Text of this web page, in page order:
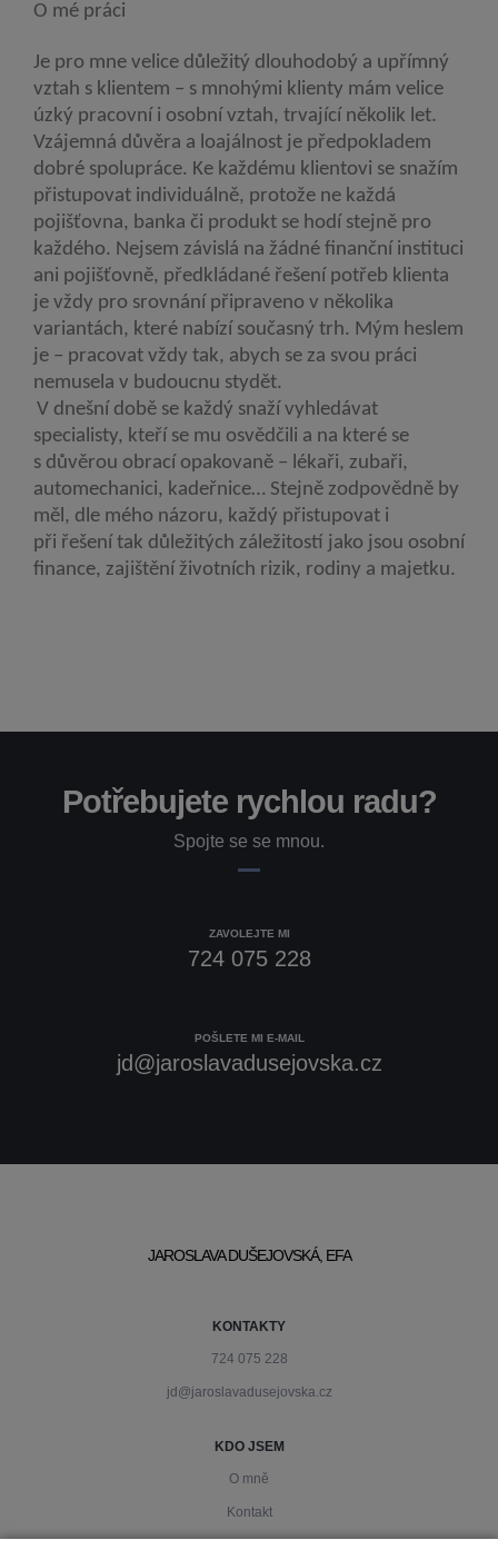
O mé práci
Je pro mne velice důležitý dlouhodobý a upřímný
vztah s klientem – s mnohými klienty mám velice
úzký pracovní i osobní vztah, trvající několik let.
Vzájemná důvěra a loajálnost je předpokladem
dobré spolupráce. Ke každému klientovi se snažím
přistupovat individuálně, protože ne každá
pojišťovna, banka či produkt se hodí stejně pro
každého. Nejsem závislá na žádné finanční instituci
ani pojišťovně, předkládané řešení potřeb klienta
je vždy pro srovnání připraveno v několika
variantách, které nabízí současný trh. Mým heslem
je – pracovat vždy tak, abych se za svou práci
nemusela v budoucnu stydět.
V dnešní době se každý snaží vyhledávat
specialisty, kteří se mu osvědčili a na které se
s důvěrou obrací opakovaně – lékaři, zubaři,
automechanici, kadeřnice… Stejně zodpovědně by
měl, dle mého názoru, každý přistupovat i
při řešení tak důležitých záležitostí jako jsou osobní
finance, zajištění životních rizik, rodiny a majetku.
Potřebujete rychlou radu?
Spojte se se mnou.
ZAVOLEJTE MI
724 075 228
POŠLETE MI E-MAIL
jd@jaroslavadusejovska.cz
JAROSLAVA DUŠEJOVSKÁ, EFA
KONTAKTY
724 075 228
jd@jaroslavadusejovska.cz
KDO JSEM
O mně
Kontakt